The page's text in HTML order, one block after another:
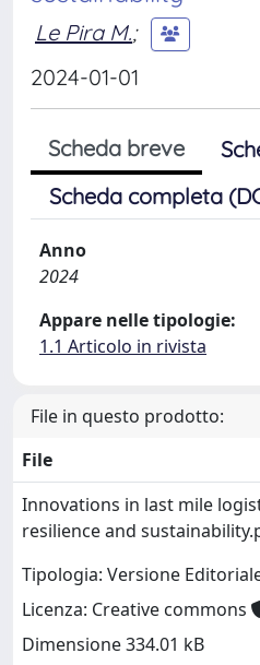
Le Pira M.;
2024-01-01
Scheda breve
Scheda completa
Anno
2024
Appare nelle tipologie:
1.1 Articolo in rivista
File in questo prodotto:
File
Innovations in last mile
resilience and
Tipologia: Versione
Licenza: Creative commons
Dimensione 334.01 kB